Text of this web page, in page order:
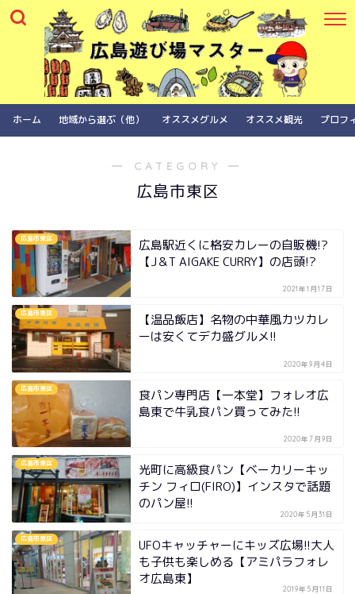
ホーム 地域から選ぶ（他） オススメグルメ オススメ観光 プロフ
― CATEGORY ―
広島市東区
広島市東区
広島駅近くに格安カレーの自販機!?
【J＆T AIGAKE CURRY】の店頭!?
2021年1月17日
広島市東区
【温品飯店】名物の中華風カツカレ
ーは安くてデカ盛グルメ!!
2020年9月4日
広島市東区
食パン専門店【一本堂】フォレオ広
島東で牛乳食パン買ってみた!!
2020年7月9日
広島市東区
光町に高級食パン【ベーカリーキッ
チン フィロ(FIRO)】インスタで話題
のパン屋!!
2020年5月31日
広島市東区
UFOキャッチャーにキッズ広場!!大人
も子供も楽しめる【アミパラフォレ
オ広島東】
2019年5月11日